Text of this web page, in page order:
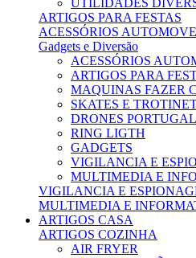
UTILIDADES
ARTIGOS PARA FESTAS
ACESSÓRIOS
Gadgets e Diversão
ACESSÓRIOS
ARTIGOS PARA
MAQUINAS FAZER
SKATES E
DRONES PORTUGAL
RING LIGTH
GADGETS
VIGILANCIA E
MULTIMEDIA E
VIGILANCIA E
MULTIMEDIA E
ARTIGOS CASA
ARTIGOS COZINHA
AIR FRYER